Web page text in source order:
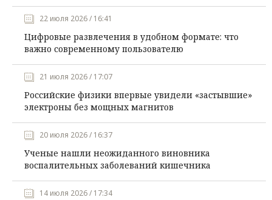
22 июля 2026 / 16:41
Цифровые развлечения в удобном формате: что
важно современному пользователю
21 июля 2026 / 17:07
Российские физики впервые увидели «застывшие»
электроны без мощных магнитов
20 июля 2026 / 16:37
Ученые нашли неожиданного виновника
воспалительных заболеваний кишечника
14 июля 2026 / 17:34